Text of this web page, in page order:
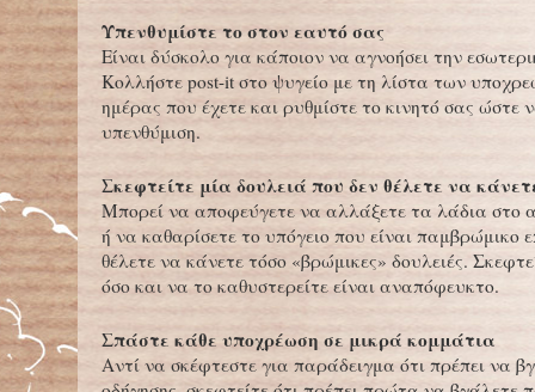
Υπενθυμίστε το στον εαυτό σας
Είναι δύσκολο για κάποιον να αγνοήσει την
Κολλήστε post-it στο ψυγείο με τη λίστα των
ημέρας που έχετε και ρυθμίστε το κινητό σας ώστε
υπενθύμιση.
Σκεφτείτε μία δουλειά που δεν θέλετε να
Μπορεί να αποφεύγετε να αλλάξετε τα λάδια στο
ή να καθαρίσετε το υπόγειο που είναι παμβρώμικο
θέλετε να κάνετε τόσο «βρώμικες» δουλειές.
όσο και να το καθυστερείτε είναι αναπόφευκτο.
Σπάστε κάθε υποχρέωση σε μικρά κομμάτια
Αντί να σκέφτεστε για παράδειγμα ότι πρέπει να